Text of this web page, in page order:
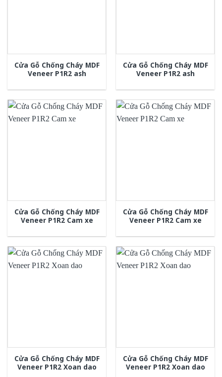
Cửa Gỗ Chống Cháy MDF
Veneer P1R2 ash
Cửa Gỗ Chống Cháy MDF
Veneer P1R2 ash
Cửa Gỗ Chống Cháy MDF
Veneer P1R2 Cam xe
Cửa Gỗ Chống Cháy MDF
Veneer P1R2 Cam xe
Cửa Gỗ Chống Cháy MDF
Veneer P1R2 Xoan dao
Cửa Gỗ Chống Cháy MDF
Veneer P1R2 Xoan dao